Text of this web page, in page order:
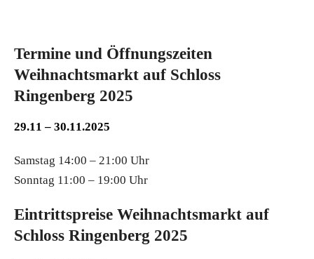
Termine und Öffnungszeiten
Weihnachtsmarkt auf Schloss
Ringenberg 2025
29.11 – 30.11.2025
Samstag 14:00 – 21:00 Uhr
Sonntag 11:00 – 19:00 Uhr
Eintrittspreise Weihnachtsmarkt auf
Schloss Ringenberg 2025